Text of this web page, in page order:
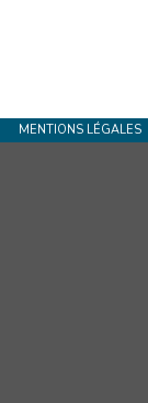
MENTIONS LÉGALES